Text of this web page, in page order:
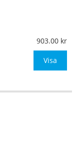
till 0,13m²)
903.00
Visa